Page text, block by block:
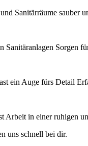
Sanitärräume
Sorgen
ein Auge fürs Detail
Arbeit in einer ruhigen
uns schnell bei dir.